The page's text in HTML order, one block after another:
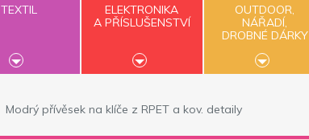
TEXTIL
ELEKTRONIKA
A PŘÍSLUŠENSTVÍ
OUTDOOR,
NÁŘADÍ,
DROBNÉ DÁRKY
Modrý přívěsek na klíče z RPET a kov. detaily